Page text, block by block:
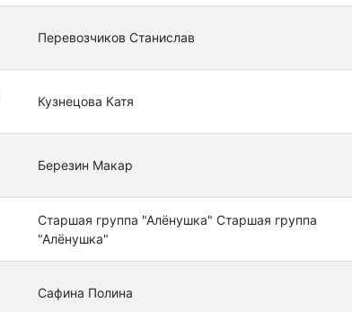
Перевозчиков Станислав
Кузнецова Катя
Березин Макар
Старшая группа "Алёнушка" Старшая группа
"Алёнушка"
Сафина Полина